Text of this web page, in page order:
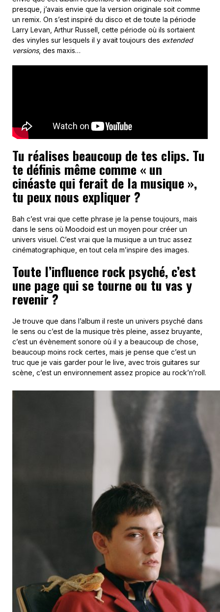
presque, j’avais envie que la version originale soit comme
un remix. On s’est inspiré du disco et de toute la période
Larry Levan, Arthur Russell, cette période où ils sortaient
des vinyles sur lesquels il y avait toujours des extended
versions, des maxis…
Tu réalises beaucoup de tes clips. Tu
te définis même comme « un
cinéaste qui ferait de la musique »,
tu peux nous expliquer ?
Bah c’est vrai que cette phrase je la pense toujours, mais
dans le sens où Moodoid est un moyen pour créer un
univers visuel. C’est vrai que la musique a un truc assez
cinématographique, en tout cela m’inspire des images.
Toute l’influence rock psyché, c’est
une page qui se tourne ou tu vas y
revenir ?
Je trouve que dans l’album il reste un univers psyché dans
le sens ou c’est de la musique très pleine, assez bruyante,
c’est un évènement sonore où il y a beaucoup de chose,
beaucoup moins rock certes, mais je pense que c’est un
truc que je vais garder pour le live, avec trois guitares sur
scène, c’est un environnement assez propice au rock’n’roll.